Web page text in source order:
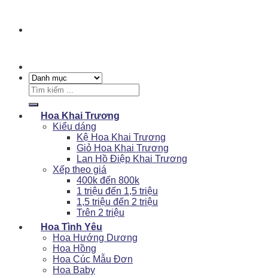
Tìm
kiếm:
Hoa Khai Trương
Kiểu dáng
Kệ Hoa Khai Trương
Giỏ Hoa Khai Trương
Lan Hồ Điệp Khai Trương
Xếp theo giá
400k đến 800k
1 triệu đến 1,5 triệu
1,5 triệu đến 2 triệu
Trên 2 triệu
Hoa Tình Yêu
Hoa Hướng Dương
Hoa Hồng
Hoa Cúc Mẫu Đơn
Hoa Baby